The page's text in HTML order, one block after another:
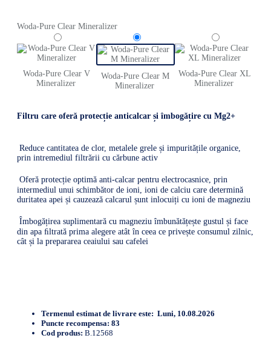
Filtru care oferă protecție anticalcar și îmbogățire cu Mg2+
Reduce cantitatea de clor, metalele grele și impuritățile organice,
prin intremediul filtrării cu cărbune activ
Oferă protecție optimă anti-calcar pentru electrocasnice, prin
intermediul unui schimbător de ioni, ioni de calciu care determină
duritatea apei și cauzează calcarul șunt inlocuiți cu ioni de magneziu
Îmbogățirea suplimentară cu magneziu îmbunătățește gustul și face
din apa ﬁltrată prima alegere atât în ceea ce privește consumul zilnic,
cât și la prepararea ceaiului sau cafelei
Woda-Pure Clear Mineralizer
Woda-Pure Clear V
Mineralizer
Woda-Pure Clear M
Mineralizer
Woda-Pure Clear XL
Mineralizer
Termenul estimat de livrare este: Luni, 10.08.2026
Puncte recompensa: 83
Cod produs: B.12568